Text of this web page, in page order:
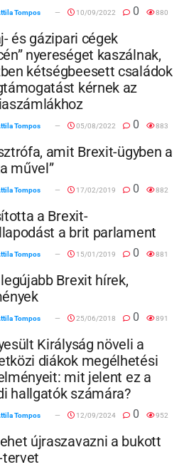
Tompos 10/09/2022 0 880
és gázipari cégek
nyereséget kaszálnak,
kétségbeesett családok
kérnek az
Tompos 05/08/2022 0 883
amit Brexit-ügyben a
művel”
Tompos 17/02/2019 0 882
a Brexit-
a brit parlament
Tompos 15/01/2019 0 881
Brexit hírek,
Tompos 25/06/2018 0 891
Királyság növeli a
diákok megélhetési
mit jelent ez a
hallgatók számára?
Tompos 12/09/2024 0 952
újraszavazni a bukott
tervet